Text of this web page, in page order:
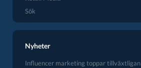
Sök
Nyheter
Influencer marketing toppar tillväxtligan